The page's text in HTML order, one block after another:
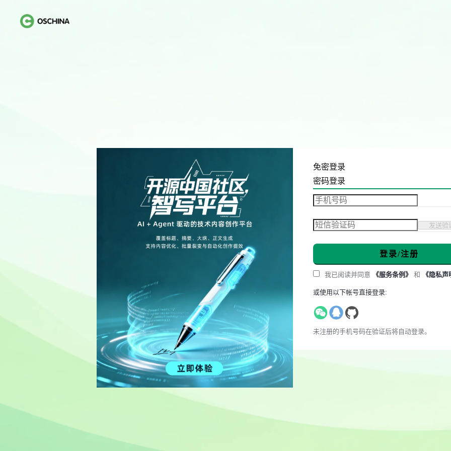
免密登录
密码登录
发送验
登录/注册
我已阅读并同意 《服务条例》 和 《隐私声
或使用以下帐号直接登录:
未注册的手机号码在验证后将自动登录。